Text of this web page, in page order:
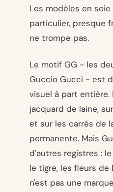
Les modèles en
particulier, presque
ne trompe pas.
Le motif GG - les
Guccio Gucci - est
visuel à part entière.
jacquard de laine,
et sur les carrés de
permanente. Mais
d'autres registres :
le tigre, les fleurs de
n'est pas une